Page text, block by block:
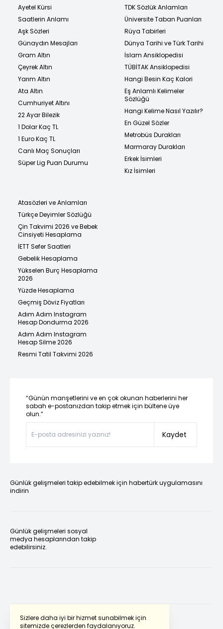
Sizlere daha iyi bir hizmet sunabilmek için
sitemizde çerezlerden faydalanıyoruz.
Ayetel Kürsi
Saatlerin Anlamı
Aşk Sözleri
Günaydın Mesajları
Gram Altın
Çeyrek Altın
Yarım Altın
Ata Altın
Cumhuriyet Altını
22 Ayar Bilezik
1 Dolar Kaç TL
1 Euro Kaç TL
Canlı Maç Sonuçları
Süper Lig Puan Durumu
TDK Sözlük Anlamları
Üniversite Taban Puanları
Rüya Tabirleri
Dünya Tarihi ve Türk Tarihi
İslam Ansiklopedisi
TÜBİTAK Ansiklopedisi
Hangi Besin Kaç Kalori
Eş Anlamlı Kelimeler
Sözlüğü
Hangi Kelime Nasıl Yazılır?
En Güzel Sözler
Metrobüs Durakları
Marmaray Durakları
Erkek İsimleri
Kız İsimleri
Atasözleri ve Anlamları
Türkçe Deyimler Sözlüğü
Çin Takvimi 2026 ve Bebek
Cinsiyeti Hesaplama
İETT Sefer Saatleri
Gebelik Hesaplama
Yükselen Burç Hesaplama
2026
Yüzde Hesaplama
Geçmiş Döviz Fiyatları
Adım Adım Instagram
Hesap Dondurma 2026
Adım Adım Instagram
Hesap Silme 2026
Resmi Tatil Takvimi 2026
“Günün manşetlerini ve en çok okunan haberlerini her
sabah e-postanızdan takip etmek için bültene üye
olun.”
Kaydet
Günlük gelişmeleri takip edebilmek için habertürk uygulamasını
indirin
Günlük gelişmeleri sosyal
medya hesaplarından takip
edebilirsiniz.